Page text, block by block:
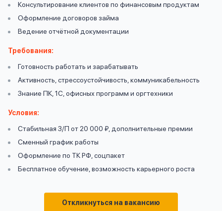
Консультирование клиентов по финансовым продуктам
Оформление договоров займа
Ведение отчётной документации
Требования:
Готовность работать и зарабатывать
Активность, стрессоустойчивость, коммуникабельность
Знание ПК, 1С, офисных программ и оргтехники
Условия:
Стабильная З/П от 20 000 ₽, дополнительные премии
Сменный график работы
Оформление по ТК РФ, соцпакет
Бесплатное обучение, возможность карьерного роста
Откликнуться на вакансию
Оформить заявку
Задать
вопрос
Ответы
на
вопросы
даю
согласие